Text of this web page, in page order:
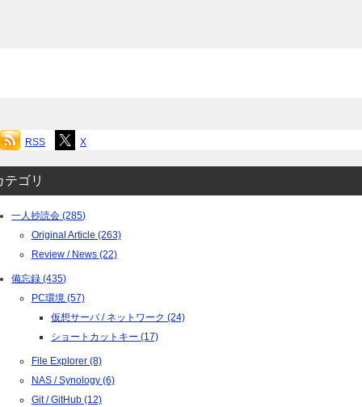
ビ
ゲ
ー
シ
ョ
ン
RSS X
テゴリ
一人抄読会 (285)
Original Article (263)
Review / News (22)
備忘録 (435)
PC環境 (57)
仮想サーバ / ネットワーク (24)
ショートカットキー (17)
File Explorer (8)
NAS / Synology (6)
Git / GitHub (12)